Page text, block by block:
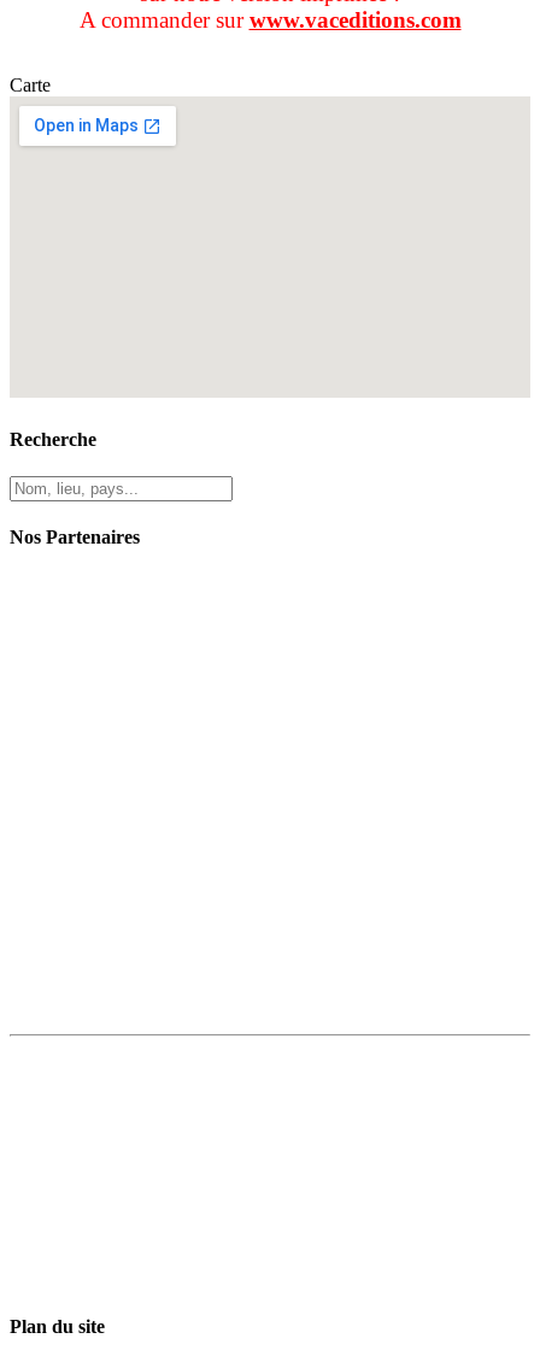
A commander surwww.vaceditions.com
Carte
Recherche
Nos Partenaires
Plan du site